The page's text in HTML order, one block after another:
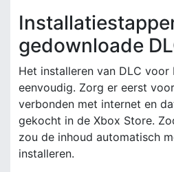
gedownloade
Het installeren van DLC voor
eenvoudig. Zorg er eerst
verbonden met internet en
gekocht in de Xbox Store.
zou de inhoud automatisch
installeren.